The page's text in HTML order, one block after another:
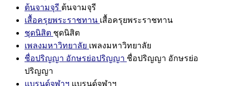
ต้นจามจุรี ต้นจามจุรี
เสื้อครุยพระราชทาน เสื้อครุยพระราชทาน
ชุดนิสิต ชุดนิสิต
เพลงมหาวิทยาลัย เพลงมหาวิทยาลัย
ชื่อปริญญา อักษรย่อปริญญา ชื่อปริญญา อักษรย่อ
ปริญญา
แบรนด์จุฬาฯ แบรนด์จุฬาฯ